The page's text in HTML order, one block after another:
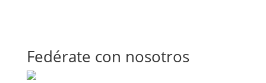
Fedérate con nosotros